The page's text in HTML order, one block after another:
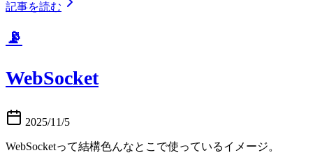
記事を読む
📡
WebSocket
2025/11/5
WebSocketって結構色んなとこで使っているイメージ。